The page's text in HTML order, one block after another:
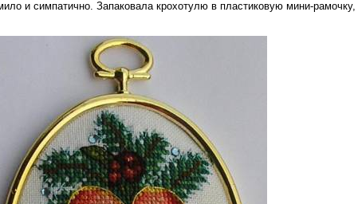
и симпатично. Запаковала крохотулю в пластиковую мини-